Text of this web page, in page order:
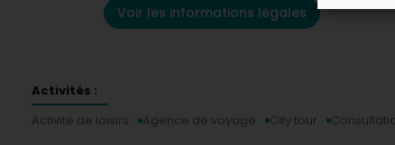
Voir les informations légales
Activités :
Activité de loisirs
Agence de voyage City tour